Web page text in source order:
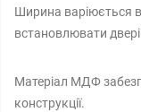
Ширина варіюється
встановлювати двері
Матеріал МДФ
конструкції.